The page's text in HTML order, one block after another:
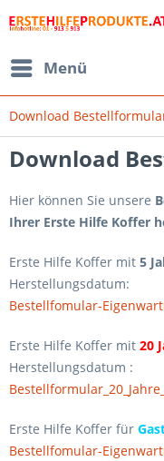
Menü
Download
Download
Hier können Sie unsere
Ihrer Erste Hilfe Koffer
Erste Hilfe Koffer mit 5
Herstellungsdatum:
Bestellfomular-
Erste Hilfe Koffer mit 20
Herstellungsdatum :
Erste Hilfe Koffer für
Bestellfomular-